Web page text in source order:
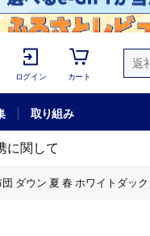
ログイン カート
取り組み
に関して
ダウン 夏 春 ホワイトダ